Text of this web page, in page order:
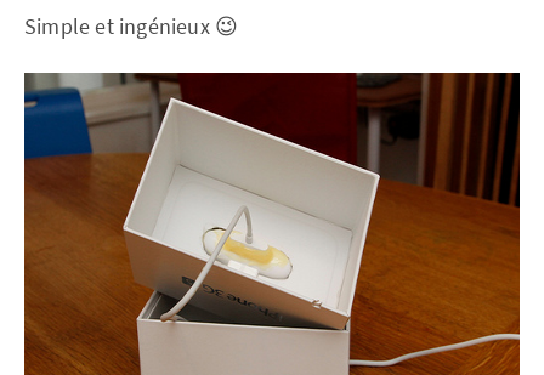
Simple et ingénieux 😉